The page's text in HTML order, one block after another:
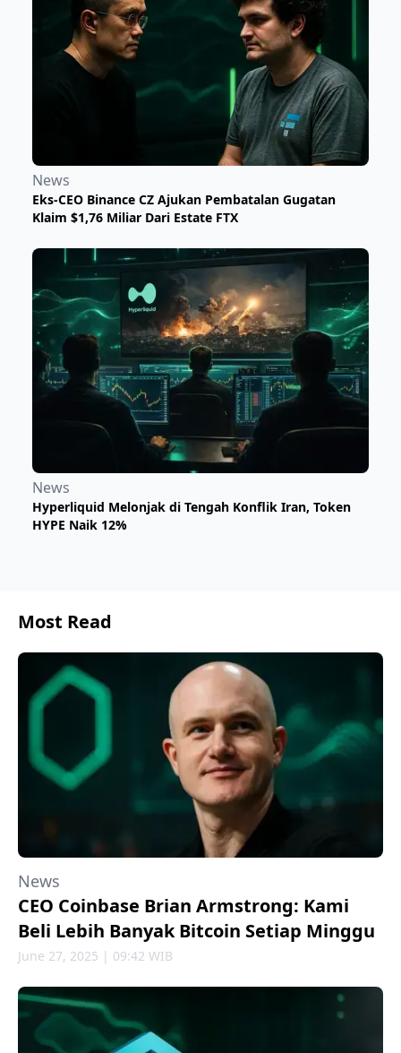
News
Eks-CEO Binance CZ Ajukan Pembatalan Gugatan
Klaim $1,76 Miliar Dari Estate FTX
News
Hyperliquid Melonjak di Tengah Konflik Iran, Token
HYPE Naik 12%
Most Read
News
CEO Coinbase Brian Armstrong: Kami
Beli Lebih Banyak Bitcoin Setiap Minggu
June 27, 2025 | 09:42 WIB